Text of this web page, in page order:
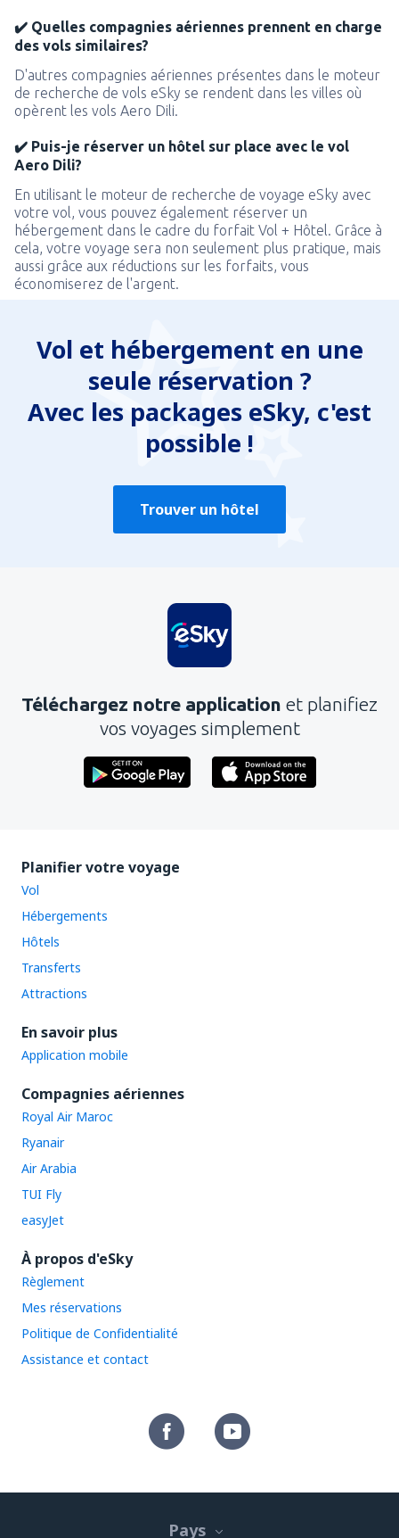
✔️ Quelles compagnies aériennes prennent en charge
des vols similaires?
D'autres compagnies aériennes présentes dans le moteur
de recherche de vols eSky se rendent dans les villes où
opèrent les vols Aero Dili.
✔️ Puis-je réserver un hôtel sur place avec le vol
Aero Dili?
En utilisant le moteur de recherche de voyage eSky avec
votre vol, vous pouvez également réserver un
hébergement dans le cadre du forfait Vol + Hôtel. Grâce à
cela, votre voyage sera non seulement plus pratique, mais
aussi grâce aux réductions sur les forfaits, vous
économiserez de l'argent.
Vol et hébergement en une
seule réservation ?
Avec les packages eSky, c'est
possible !
Trouver un hôtel
Téléchargez notre application et planifiez
vos voyages simplement
Planifier votre voyage
Vol
Hébergements
Hôtels
Transferts
Attractions
En savoir plus
Application mobile
Compagnies aériennes
Royal Air Maroc
Ryanair
Air Arabia
TUI Fly
easyJet
À propos d'eSky
Règlement
Mes réservations
Politique de Confidentialité
Assistance et contact
Pays